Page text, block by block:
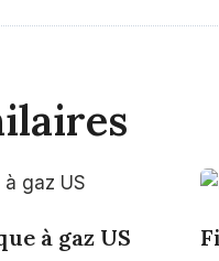
à gaz US